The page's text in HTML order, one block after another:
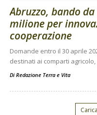
Abruzzo, bando
milione per
cooperazione
Domande entro il 30 aprile
destinati ai comparti
Di Redazione Terra e Vita